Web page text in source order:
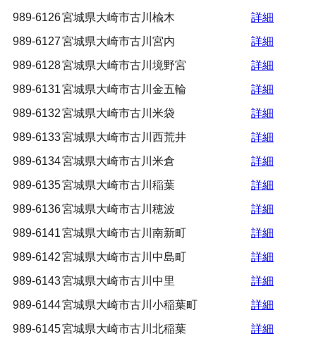
989-6126宮城県大崎市古川楡木
詳細
989-6127宮城県大崎市古川宮内
詳細
989-6128宮城県大崎市古川境野宮
詳細
989-6131宮城県大崎市古川金五輪
詳細
989-6132宮城県大崎市古川米袋
詳細
989-6133宮城県大崎市古川西荒井
詳細
989-6134宮城県大崎市古川米倉
詳細
989-6135宮城県大崎市古川稲葉
詳細
989-6136宮城県大崎市古川穂波
詳細
989-6141宮城県大崎市古川南新町
詳細
989-6142宮城県大崎市古川中島町
詳細
989-6143宮城県大崎市古川中里
詳細
989-6144宮城県大崎市古川小稲葉町
詳細
989-6145宮城県大崎市古川北稲葉
詳細